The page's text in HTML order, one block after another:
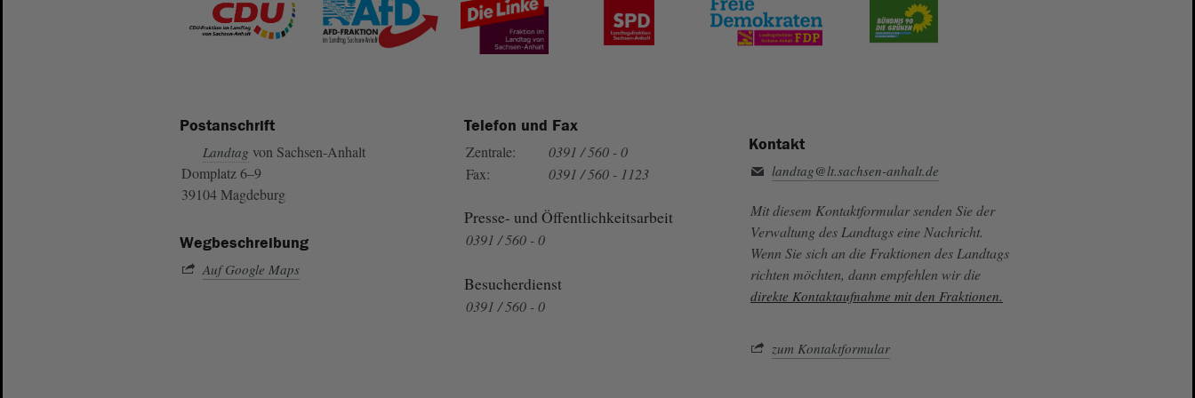
Postanschrift
Landtag von Sachsen-Anhalt
Domplatz 6–9
39104 Magdeburg
Wegbeschreibung
Auf Google Maps
Telefon und Fax
Zentrale:
0391 / 560 - 0
Fax:
0391 / 560 - 1123
Presse- und Öffentlichkeitsarbeit
0391 / 560 - 0
Besucherdienst
0391 / 560 - 0
Kontakt
landtag@lt.sachsen-anhalt.de
Mit diesem Kontaktformular senden Sie der
Verwaltung des Landtags eine Nachricht.
Wenn Sie sich an die Fraktionen des Landtags
richten möchten, dann empfehlen wir die
direkte Kontaktaufnahme mit den Fraktionen.
zum Kontaktformular